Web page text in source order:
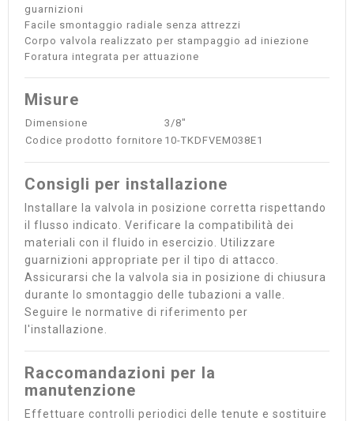
guarnizioni
Facile smontaggio radiale senza attrezzi
Corpo valvola realizzato per stampaggio ad iniezione
Foratura integrata per attuazione
Misure
Dimensione
3/8"
Codice prodotto fornitore 10-TKDFVEM038E1
Consigli per installazione
Installare la valvola in posizione corretta rispettando
il flusso indicato. Verificare la compatibilità dei
materiali con il fluido in esercizio. Utilizzare
guarnizioni appropriate per il tipo di attacco.
Assicurarsi che la valvola sia in posizione di chiusura
durante lo smontaggio delle tubazioni a valle.
Seguire le normative di riferimento per
l'installazione.
Raccomandazioni per la
manutenzione
Effettuare controlli periodici delle tenute e sostituire